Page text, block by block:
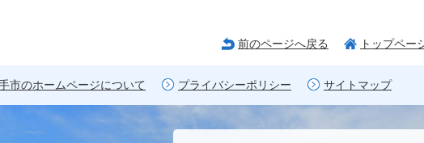
前のページへ戻る トップペー
市のホームページについて プライバシーポリシー サイトマップ